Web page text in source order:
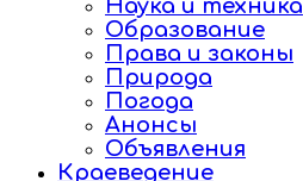
Наука и техника
Образование
Права и законы
Природа
Погода
Анонсы
Объявления
Краеведение